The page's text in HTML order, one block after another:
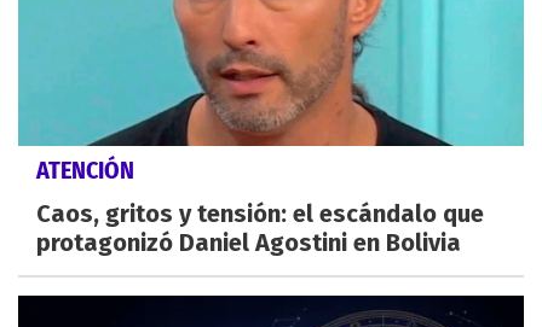
ATENCIÓN
Caos, gritos y tensión: el escándalo que
protagonizó Daniel Agostini en Bolivia